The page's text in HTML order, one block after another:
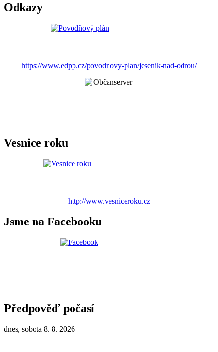
Odkazy
https://www.edpp.cz/povodnovy-plan/jesenik-nad-odrou/
Vesnice roku
http://www.vesniceroku.cz
Jsme na Facebooku
Předpověď počasí
dnes, sobota 8. 8. 2026